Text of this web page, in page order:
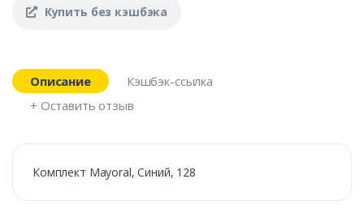
Купить без кэшбэка
Описание
Кэшбэк-ссылка
+ Оставить отзыв
Комплект Mayoral, Синий, 128